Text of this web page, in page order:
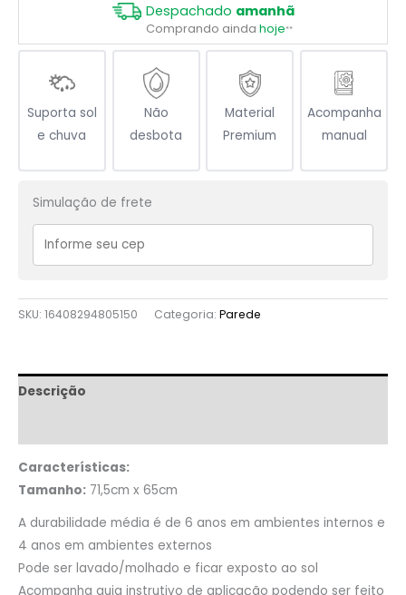
Despachado amanhã
Comprando ainda hoje**
Suporta sol
e chuva
Não
desbota
Material
Premium
Acompanha
manual
Simulação de frete
SKU: 16408294805150 Categoria: Parede
Descrição
Características:
Tamanho: 71,5cm x 65cm
A durabilidade média é de 6 anos em ambientes internos e
4 anos em ambientes externos
Pode ser lavado/molhado e ficar exposto ao sol
Acompanha guia instrutivo de aplicação podendo ser feito